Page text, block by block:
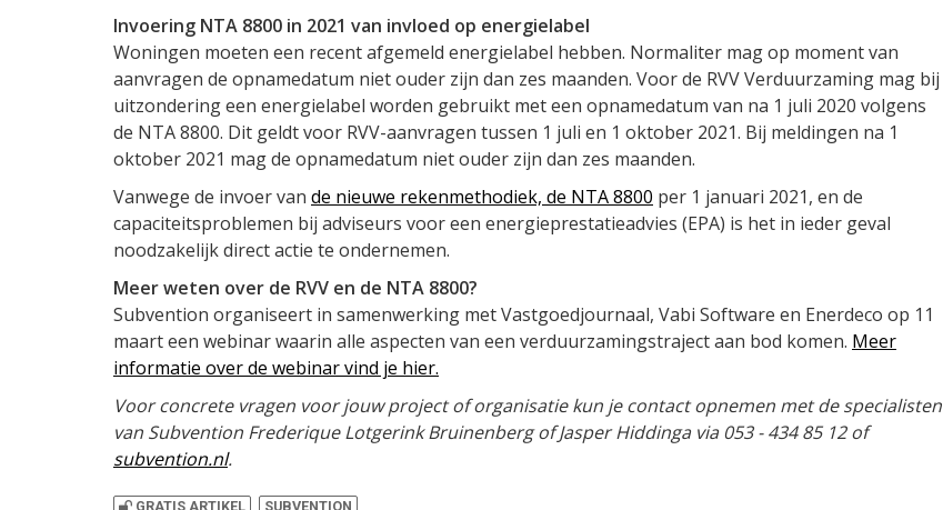
Invoering NTA 8800 in 2021 van invloed op energielabel
Woningen moeten een recent afgemeld energielabel hebben. Normaliter mag op moment van
aanvragen de opnamedatum niet ouder zijn dan zes maanden. Voor de RVV Verduurzaming mag bij
uitzondering een energielabel worden gebruikt met een opnamedatum van na 1 juli 2020 volgens
de NTA 8800. Dit geldt voor RVV-aanvragen tussen 1 juli en 1 oktober 2021. Bij meldingen na 1
oktober 2021 mag de opnamedatum niet ouder zijn dan zes maanden.
Vanwege de invoer van de nieuwe rekenmethodiek, de NTA 8800 per 1 januari 2021, en de
capaciteitsproblemen bij adviseurs voor een energieprestatieadvies (EPA) is het in ieder geval
noodzakelijk direct actie te ondernemen.
Meer weten over de RVV en de NTA 8800?
Subvention organiseert in samenwerking met Vastgoedjournaal, Vabi Software en Enerdeco op 11
maart een webinar waarin alle aspecten van een verduurzamingstraject aan bod komen. Meer
informatie over de webinar vind je hier.
Voor concrete vragen voor jouw project of organisatie kun je contact opnemen met de specialisten
van Subvention Frederique Lotgerink Bruinenberg of Jasper Hiddinga via 053 - 434 85 12 of
subvention.nl.
GRATIS ARTIKEL SUBVENTION